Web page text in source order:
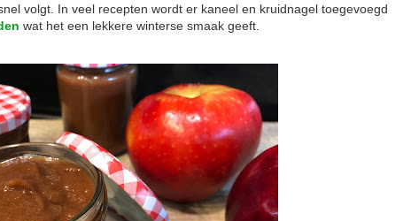
volgt. In veel recepten wordt er kaneel en kruidnagel toegevoegd
wat het een lekkere winterse smaak geeft.